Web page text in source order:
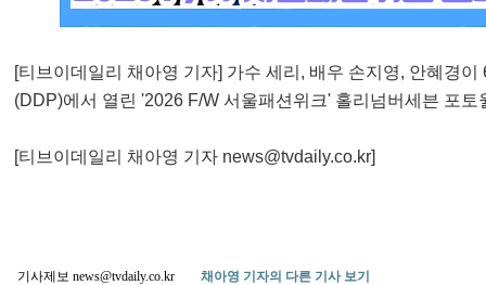
[티브이데일리 채아영 기자] 가수 세리, 배우 손지영, 안혜경
(DDP)에서 열린 '2026 F/W 서울패션위크' 홀리넘버세븐 포
[티브이데일리 채아영 기자 news@tvdaily.co.kr]
기사제보 news@tvdaily.co.kr 채아영 기자의 다른 기사 보기